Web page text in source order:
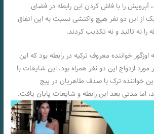
آبرویش را با فاش کردن این رابطه در فضای
از این دو نفر هیچ واکنشی نسبت به این اتفاق
را نه تائید و نه تکذیب کردند.
خواننده معروف ترکیه در رابطه بود که این
ازدواج این دو نفر همراه بود. این شایعات با
خواننده ترک با صدف طاهریان در پیج
اما مدتی بعد این رابطه و شایعات پایان یافت.